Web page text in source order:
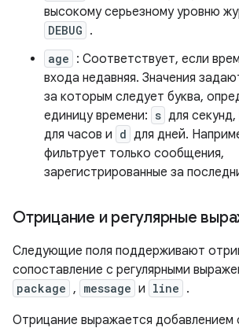
высокому серьезному уровню
DEBUG .
age : Соответствует, если
входа недавняя. Значения
за которым следует буква,
единицу времени: s для секунд,
для часов и d для дней.
фильтрует только сообщения,
зарегистрированные за
Отрицание и регулярные
Следующие поля поддерживают
сопоставление с регулярными
package , message и line .
Отрицание выражается добавлением